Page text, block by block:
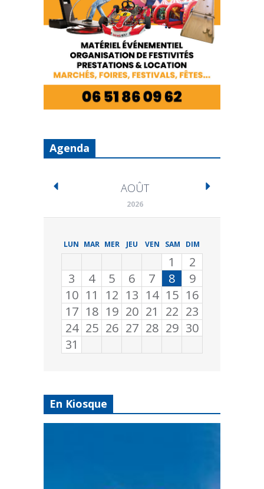
Agenda
AOÛT
2026
LUN MAR MER JEU VEN SAM DIM
1
2
3
4 5 6 7 8
9
10 11 12 13 14 15 16
17 18 19 20 21 22 23
24 25 26 27 28 29 30
31
En Kiosque